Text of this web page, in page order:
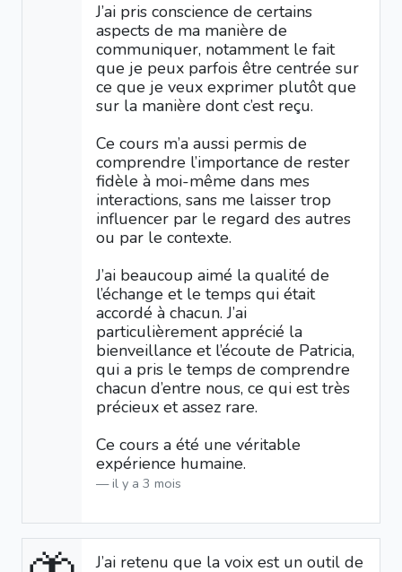
J’ai pris conscience de certains
aspects de ma manière de
communiquer, notamment le fait
que je peux parfois être centrée sur
ce que je veux exprimer plutôt que
sur la manière dont c’est reçu.
Ce cours m’a aussi permis de
comprendre l’importance de rester
fidèle à moi-même dans mes
interactions, sans me laisser trop
influencer par le regard des autres
ou par le contexte.
J’ai beaucoup aimé la qualité de
l’échange et le temps qui était
accordé à chacun. J’ai
particulièrement apprécié la
bienveillance et l’écoute de Patricia,
qui a pris le temps de comprendre
chacun d’entre nous, ce qui est très
précieux et assez rare.
Ce cours a été une véritable
expérience humaine.
il y a 3 mois
J’ai retenu que la voix est un outil de